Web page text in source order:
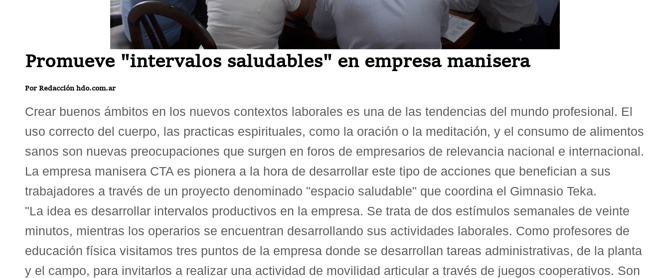
Promueve "intervalos saludables" en empresa manisera
Por Redacción hdo.com.ar
Crear buenos ámbitos en los nuevos contextos laborales es una de las tendencias del mundo profesional. El
uso correcto del cuerpo, las practicas espirituales, como la oración o la meditación, y el consumo de alimentos
sanos son nuevas preocupaciones que surgen en foros de empresarios de relevancia nacional e internacional.
La empresa manisera CTA es pionera a la hora de desarrollar este tipo de acciones que benefician a sus
trabajadores a través de un proyecto denominado "espacio saludable" que coordina el Gimnasio Teka.
"La idea es desarrollar intervalos productivos en la empresa. Se trata de dos estímulos semanales de veinte
minutos, mientras los operarios se encuentran desarrollando sus actividades laborales. Como profesores de
educación física visitamos tres puntos de la empresa donde se desarrollan tareas administrativas, de la planta
y el campo, para invitarlos a realizar una actividad de movilidad articular a través de juegos cooperativos. Son